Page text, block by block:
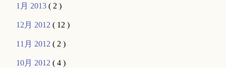
1月 2013( 2 )
12月 2012( 12 )
11月 2012( 2 )
10月 2012( 4 )